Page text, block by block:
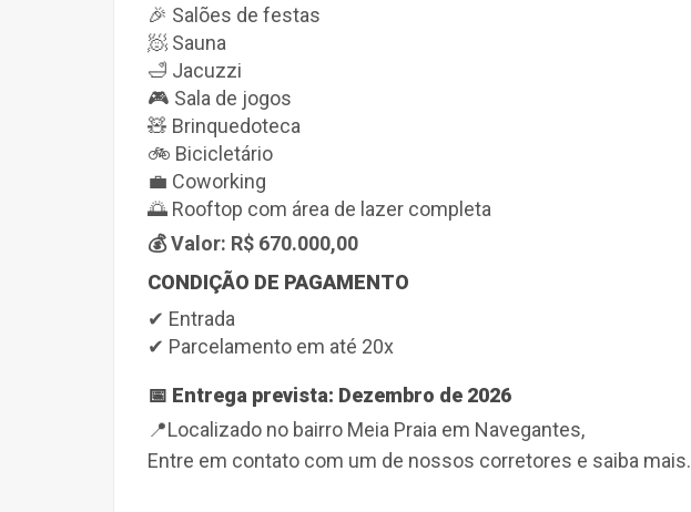
🎉 Salões de festas
🧖 Sauna
🛁 Jacuzzi
🎮 Sala de jogos
🧸 Brinquedoteca
🚲 Bicicletário
💼 Coworking
🌅 Rooftop com área de lazer completa
💰 Valor: R$ 670.000,00
CONDIÇÃO DE PAGAMENTO
✔ Entrada
✔ Parcelamento em até 20x
📅 Entrega prevista: Dezembro de 2026
📍Localizado no bairro Meia Praia em Navegantes,
Entre em contato com um de nossos corretores e saiba mais.